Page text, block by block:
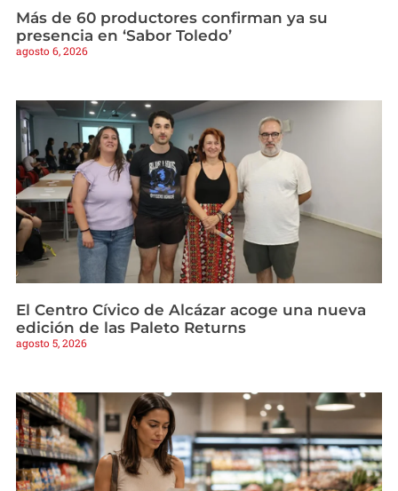
Más de 60 productores confirman ya su
presencia en ‘Sabor Toledo’
agosto 6, 2026
El Centro Cívico de Alcázar acoge una nueva
edición de las Paleto Returns
agosto 5, 2026